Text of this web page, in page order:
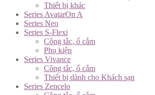
Thiết bị khác
Series AvatarOn A
Series Neo
Series S-Flexi
Công tắc, ổ cắm
Phụ kiện
Series Vivance
Công tắc, ổ cắm
Thiết bị dành cho Khách sạn
Series Zencelo